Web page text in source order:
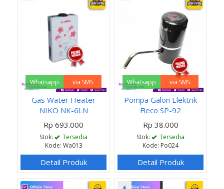
Whatsapp via SMS
Gas Water Heater
NIKO NK-6LN
Rp 693.000
Stok:
Tersedia
Kode: Wa013
Detail Produk
Whatsapp via SMS
Pompa Galon Elektrik
Fleco SP-92
Rp 38.000
Stok:
Tersedia
Kode: Po024
Detail Produk